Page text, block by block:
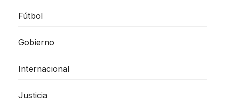
Fútbol
Gobierno
Internacional
Justicia